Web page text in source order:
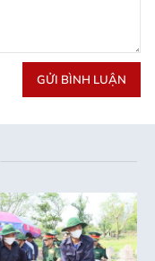
GỬI BÌNH LUẬN